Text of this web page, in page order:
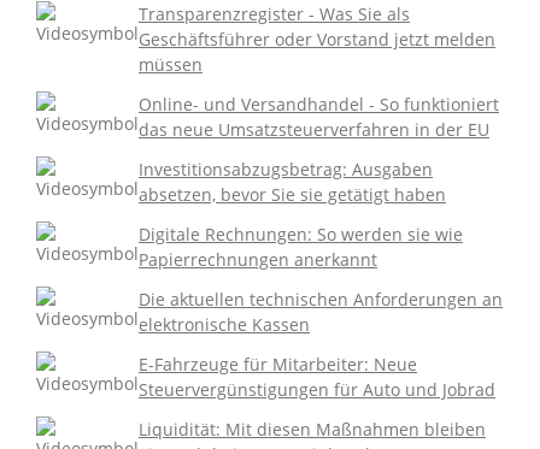
Transparenzregister - Was Sie als
Geschäftsführer oder Vorstand jetzt melden
müssen
Online- und Versandhandel - So funktioniert
das neue Umsatzsteuerverfahren in der EU
Investitionsabzugsbetrag: Ausgaben
absetzen, bevor Sie sie getätigt haben
Digitale Rechnungen: So werden sie wie
Papierrechnungen anerkannt
Die aktuellen technischen Anforderungen an
elektronische Kassen
E-Fahrzeuge für Mitarbeiter: Neue
Steuervergünstigungen für Auto und Jobrad
Liquidität: Mit diesen Maßnahmen bleiben